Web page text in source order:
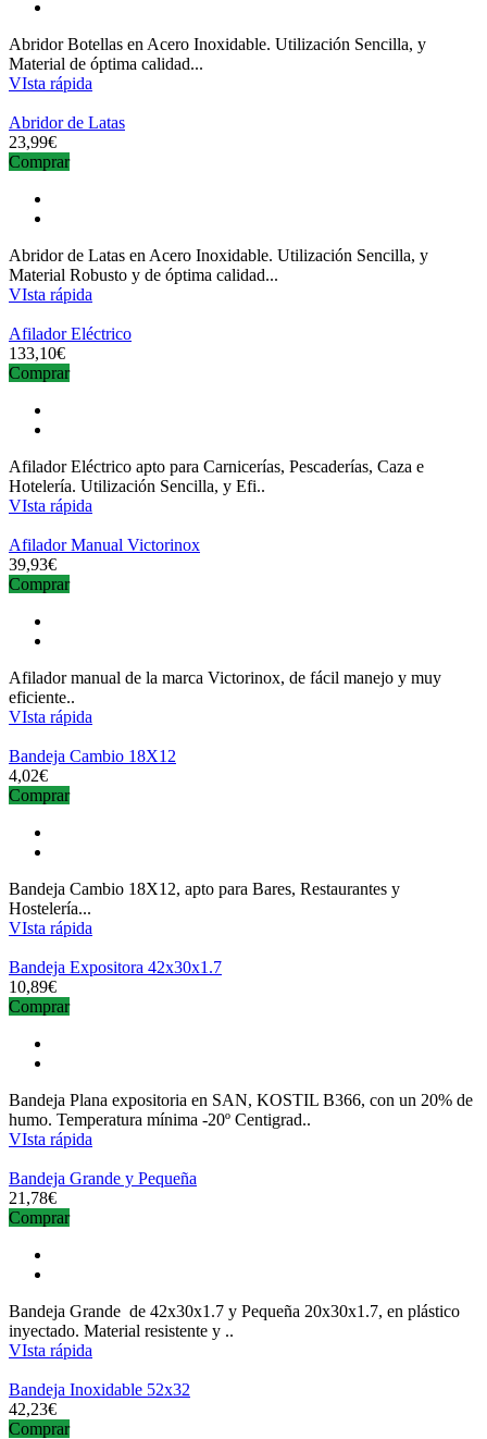
Abridor Botellas en Acero Inoxidable. Utilización Sencilla, y
Material de óptima calidad...
VIsta rápida
Abridor de Latas
23,99€
Comprar
Abridor de Latas en Acero Inoxidable. Utilización Sencilla, y
Material Robusto y de óptima calidad...
VIsta rápida
Afilador Eléctrico
133,10€
Comprar
Afilador Eléctrico apto para Carnicerías, Pescaderías, Caza e
Hotelería. Utilización Sencilla, y Efi..
VIsta rápida
Afilador Manual Victorinox
39,93€
Comprar
Afilador manual de la marca Victorinox, de fácil manejo y muy
eficiente..
VIsta rápida
Bandeja Cambio 18X12
4,02€
Comprar
Bandeja Cambio 18X12, apto para Bares, Restaurantes y
Hostelería...
VIsta rápida
Bandeja Expositora 42x30x1.7
10,89€
Comprar
Bandeja Plana expositoria en SAN, KOSTIL B366, con un 20% de
humo. Temperatura mínima -20º Centigrad..
VIsta rápida
Bandeja Grande y Pequeña
21,78€
Comprar
Bandeja Grande de 42x30x1.7 y Pequeña 20x30x1.7, en plástico
inyectado. Material resistente y ..
VIsta rápida
Bandeja Inoxidable 52x32
42,23€
Comprar